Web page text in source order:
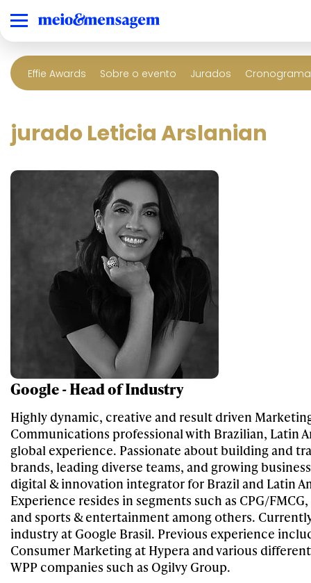
Effie Awards Sobre o evento Jurados
jurado Leticia Arslanian
Google - Head of Industry
Highly dynamic, creative and result driven
Communications professional with Brazilian, Latin
global experience. Passionate about building and
brands, leading diverse teams, and growing
digital & innovation integrator for Brazil and Latin
Experience resides in segments such as CPG/
and sports & entertainment among others.
industry at Google Brasil. Previous experience
Consumer Marketing at Hypera and various
WPP companies such as Ogilvy Group.